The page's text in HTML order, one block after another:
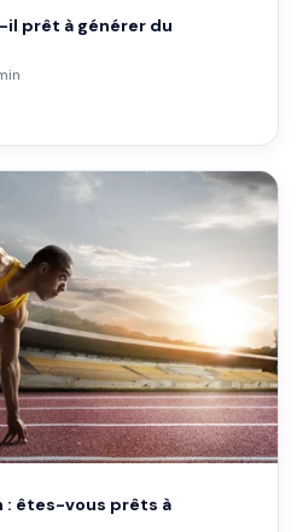
prêt à générer du
: êtes-vous prêts à